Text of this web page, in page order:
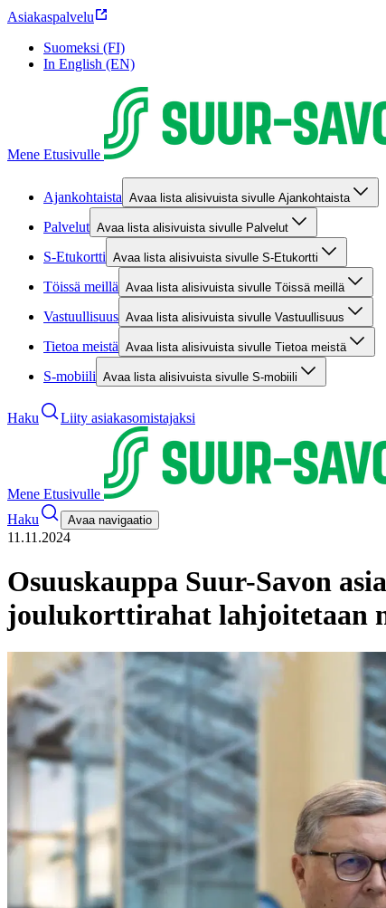
Asiakaspalvelu
Suomeksi (FI)
In English (EN)
Mene Etusivulle
Ajankohtaista Avaa lista alisivuista sivulle Ajankohtaista
Palvelut Avaa lista alisivuista sivulle Palvelut
S-Etukortti Avaa lista alisivuista sivulle S-Etukortti
Töissä meillä Avaa lista alisivuista sivulle Töissä meillä
Vastuullisuus Avaa lista alisivuista sivulle Vastuullisuus
Tietoa meistä Avaa lista alisivuista sivulle Tietoa meistä
S-mobiili Avaa lista alisivuista sivulle S-mobiili
Haku Liity asiakasomistajaksi
Mene Etusivulle
Haku
Avaa navigaatio
11.11.2024
Osuuskauppa Suur-Savon
joulukorttirahat lahjoitetaan